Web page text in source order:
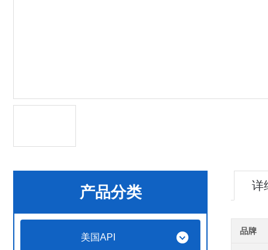
产品分类
美国API
详
品牌